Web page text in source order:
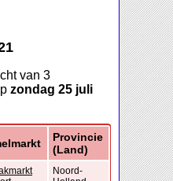
van 3
zondag 25 juli
Provincie
(Land)
Noord-